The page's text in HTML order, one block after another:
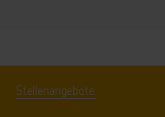
Stellenangebote